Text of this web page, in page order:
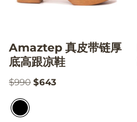
Amaztep 真皮带链厚
底高跟凉鞋
$990 $643